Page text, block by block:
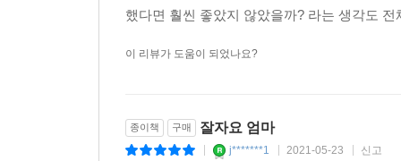
했다면 훨씬 좋았지 않았을까? 라는 생각도
이 리뷰가 도움이 되었나요?
종이책 구매 잘자요 엄마
j*******1 2021-05-23 신고